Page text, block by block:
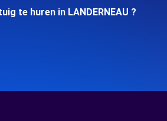
te huren in LANDERNEAU ?